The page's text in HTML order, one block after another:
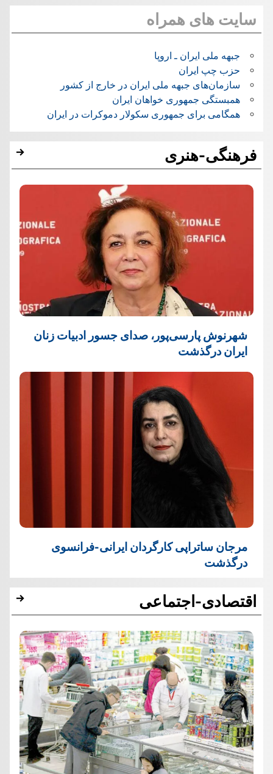
سایت های همراه
جبهه ملی ایران ـ اروپا
حزب چپ ایران
سازمان‌های جبهه ملی ایران در خارج از کشور
همبستگی جمهوری خواهان ایران
همگامی برای جمهوری سکولار دموکرات در ایران
فرهنگی-هنری
شهرنوش پارسی‌پور، صدای جسور ادبیات زنان
ایران درگذشت
مرجان ساتراپی کارگردان ایرانی-فرانسوی
درگذشت
اقتصادی-اجتماعی